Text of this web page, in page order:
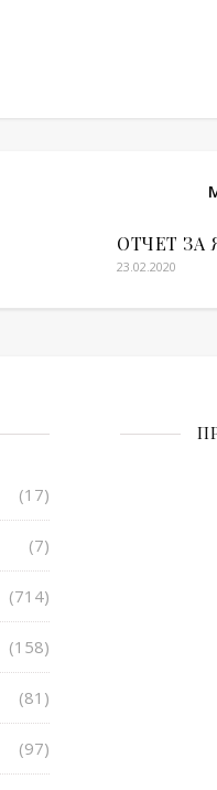
ОТЧЕТ ЗА
23.02.2020
(17)
(7)
(714)
(158)
(81)
(97)